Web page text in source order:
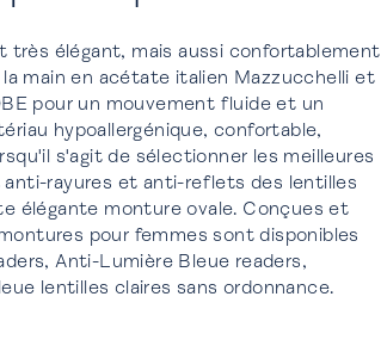
très élégant, mais aussi confortablement
main en acétate italien Mazzucchelli et
pour un mouvement fluide et un
hypoallergénique, confortable,
s'agit de sélectionner les meilleures
rayures et anti-reflets des lentilles
élégante monture ovale. Conçues et
pour femmes sont disponibles
Anti-Lumière Bleue readers,
lentilles claires sans ordonnance.